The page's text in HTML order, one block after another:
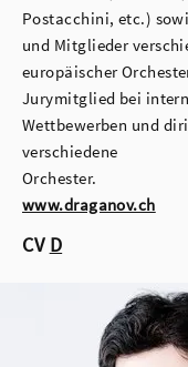
Postacchini, etc.)
und Mitglieder
europäischer
Jurymitglied bei
Wettbewerben und
verschiedene
Orchester.
www.draganov.ch
CV D